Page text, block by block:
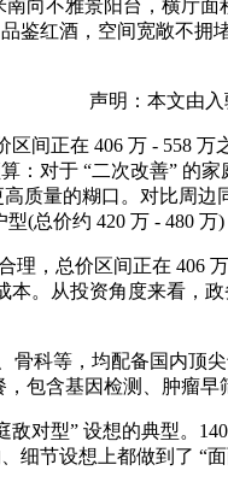
不雅景阳台，横厅面
鉴红酒，空间宽敞不
声明：本文由入驻
正在 406 万 - 558 万
对于 “二次改善” 的
质量的糊口。对比周
型(总价约 420 万 - 480
总价区间正在 406
。从投资角度来看，
等，均配备国内顶尖
包含基因检测、肿瘤
型” 设想的典型。
细节设想上都做到了 “